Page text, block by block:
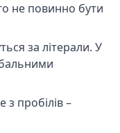
не повинно бути
за літерали. У
пробілів –